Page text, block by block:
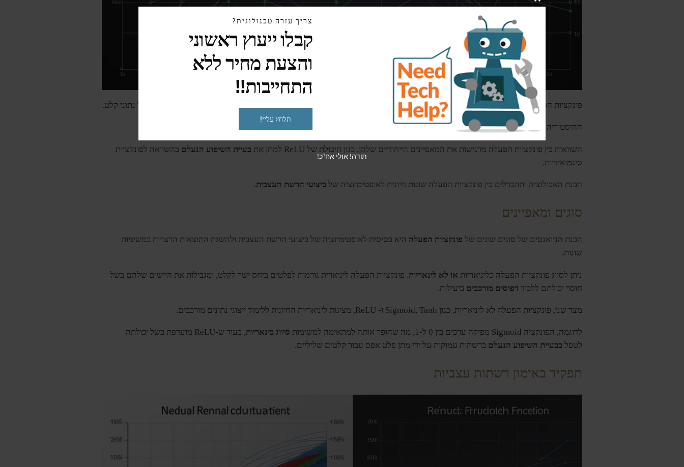
פונקציות הפעלה ממלאות תפקיד מרכזי ברשתות עצביות על ידי קביעת התפוקה של נוירונים, החדרת והקלה על מיפוי מורכב של נתוני קלט.
ההיסטוריה של פונקציות הפעלה מציגה התקדמות מפונקציות צעד פשוטות לפונקציות לא ליניאריות מתוחכמות יותר כמו ReLU ו- Tanh.
השוואות בין פונקציות הפעלה מדגישות את המאפיינים הייחודיים שלהן, כגון היכולת של ReLU למתן את בעיית השיפוע הנעלם בהשוואה לפונקציות
סיגמואידיות.
הבנת האבולוציה וההבדלים בין פונקציות הפעלה שונות חיונית לאופטימיזציה של ביצועי הרשת העצבית.
סוגים ומאפיינים
הבנת הניואנסים של סוגים שונים של פונקציות הפעלה היא בסיסית לאופטימיזציה של ביצועי הרשת העצבית ולהשגת התוצאות הרצויות במשימות
שונות.
ניתן לסווג פונקציות הפעלה כליניאריות או לא לינאריות. פונקציות הפעלה ליניארית גורמות לפלטים ביחס ישר לקלט, ומגבילות את היישום שלהם בשל
חוסר יכולתם ללכוד דפוסים מורכבים ביעילות.
מצד שני, פונקציות הפעלה לא ליניאריות, כגון Sigmoid, Tanh ו- ReLU, מציגות ליניאריות החיונית ללימוד ייצוגי נתונים מורכבים.
לדוגמה, הפונקציה Sigmoid מפיקה ערכים בין 0 ל-1, מה שהופך אותה למתאימה למשימות סיווג בינאריות
, בעוד ש-ReLU מועדפת בשל יכולתה
לטפל בבעיית השיפוע הנעלם ברשתות עמוקות על ידי מתן פלט אפס עבור קלטים שליליים.
תפקיד באימון רשתות עצביות
Close
module
צריך עזרה טכנולוגית?
קבלו ייעוץ ראשוני
והצעת מחיר ללא
התחייבות!!
תלחץ עליי!
תודה! אולי אח"כ!